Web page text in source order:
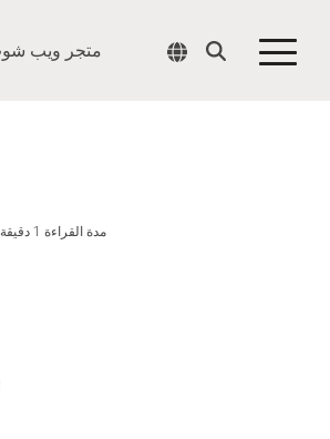
متجر ويب
مدة القراءة 1 دقيقة